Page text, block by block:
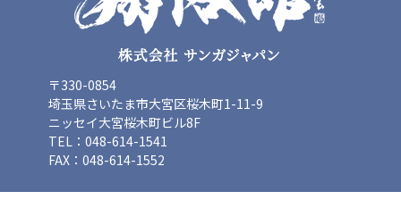
〒330-0854
埼玉県さいたま市大宮区桜木町1-11-9
ニッセイ大宮桜木町ビル8F
TEL：048-614-1541
FAX：048-614-1552